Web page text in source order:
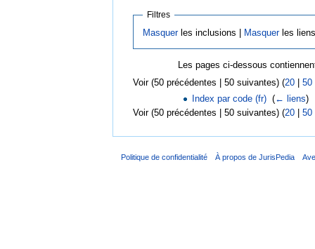
Filtres
Masquerles inclusions | Masquerles
Les pages ci-dessous
Voir (50 précédentes | 50 suivantes) (20 50
Index par code (fr) ‎(← liens)
Voir (50 précédentes | 50 suivantes) (20 50
Politique de confidentialité À propos de JurisPedia